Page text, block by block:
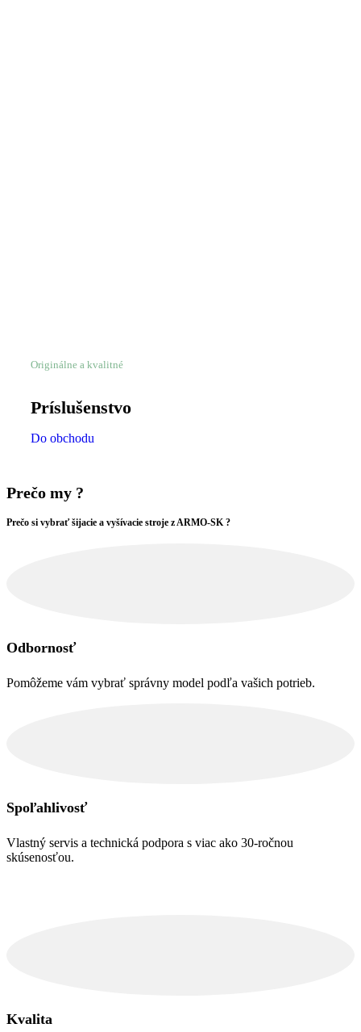
Originálne a kvalitné
Príslušenstvo
Do obchodu
Prečo my ?
Prečo si vybrať šijacie a vyšívacie stroje z ARMO-SK ?
Odbornosť
Pomôžeme vám vybrať správny model podľa vašich potrieb.
Spoľahlivosť
Vlastný servis a technická podpora s viac ako 30-ročnou
skúsenosťou.
Kvalita